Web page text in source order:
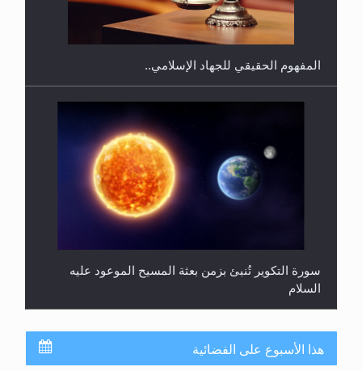
المحجبات؟
المفهوم الحقيقي للجهاد الإسلامي..
سورة التكوير تُنبئ بزمن بعثة المسيح الموعود عليه
السلام
هذا الأسبوع على الفضائية